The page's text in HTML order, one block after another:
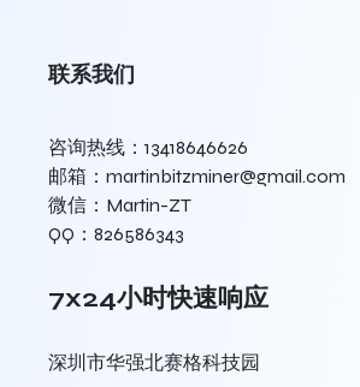
联系我们
咨询热线：13418646626
邮箱：martinbitzminer@gmail.com
微信：Martin-ZT
QQ：826586343
7x24小时快速响应
深圳市华强北赛格科技园